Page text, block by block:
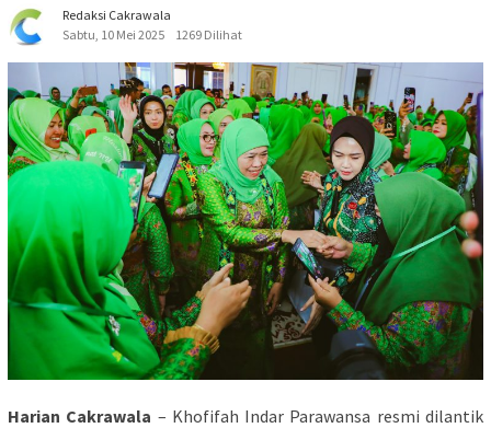
Redaksi Cakrawala
Sabtu, 10 Mei 2025
1269 Dilihat
Harian Cakrawala – Khofifah Indar Parawansa resmi dilantik